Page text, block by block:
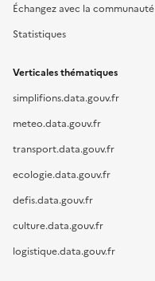
Échangez avec la communauté
Statistiques
Verticales thématiques
simplifions.data.gouv.fr
meteo.data.gouv.fr
transport.data.gouv.fr
ecologie.data.gouv.fr
defis.data.gouv.fr
culture.data.gouv.fr
logistique.data.gouv.fr